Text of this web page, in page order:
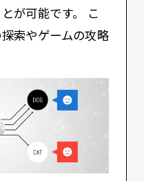
が可能です。 こ
索やゲームの攻略